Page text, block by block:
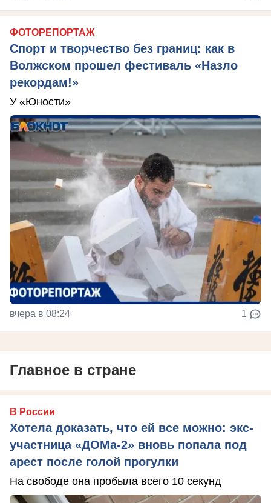
ФОТОРЕПОРТАЖ
Спорт и творчество без границ: как в
Волжском прошел фестиваль «Назло
рекордам!»
У «Юности»
вчера в 08:24 1
Главное в стране
В России
Хотела доказать, что ей все можно: экс-
участница «ДОМа-2» вновь попала под
арест после голой прогулки
На свободе она пробыла всего 10 секунд